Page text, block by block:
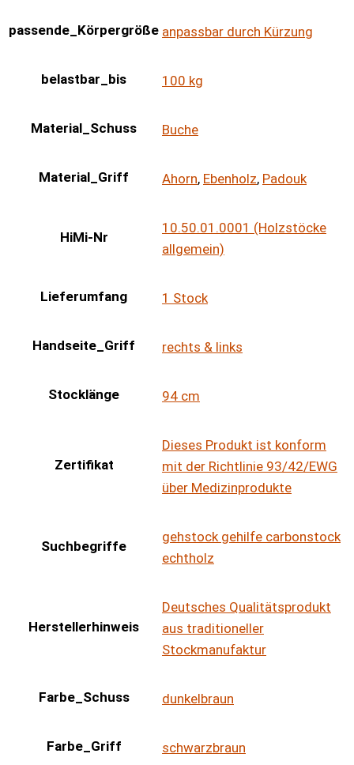
passende_Körpergröße anpassbar durch Kürzung
belastbar_bis 100 kg
Material_Schuss Buche
Material_Griff Ahorn, Ebenholz, Padouk
HiMi-Nr
10.50.01.0001 (Holzstöcke
allgemein)
Lieferumfang 1 Stock
Handseite_Griff rechts & links
Stocklänge 94 cm
Zertifikat
Dieses Produkt ist konform
mit der Richtlinie 93/42/EWG
über Medizinprodukte
Suchbegriffe
gehstock gehilfe carbonstock
echtholz
Herstellerhinweis
Deutsches Qualitätsprodukt
aus traditioneller
Stockmanufaktur
Farbe_Schuss dunkelbraun
Farbe_Griff schwarzbraun